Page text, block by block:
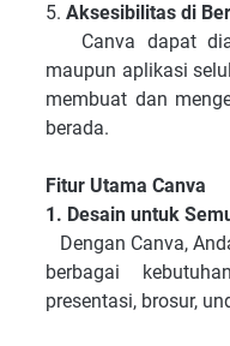
5. Aksesibilitas di
Canva dapat
maupun aplikasi
membuat dan
berada.
Fitur Utama Canva
1. Desain untuk
Dengan Canva,
berbagai
presentasi, brosur,